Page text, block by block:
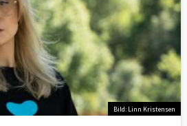
Bild: Linn Kristensen